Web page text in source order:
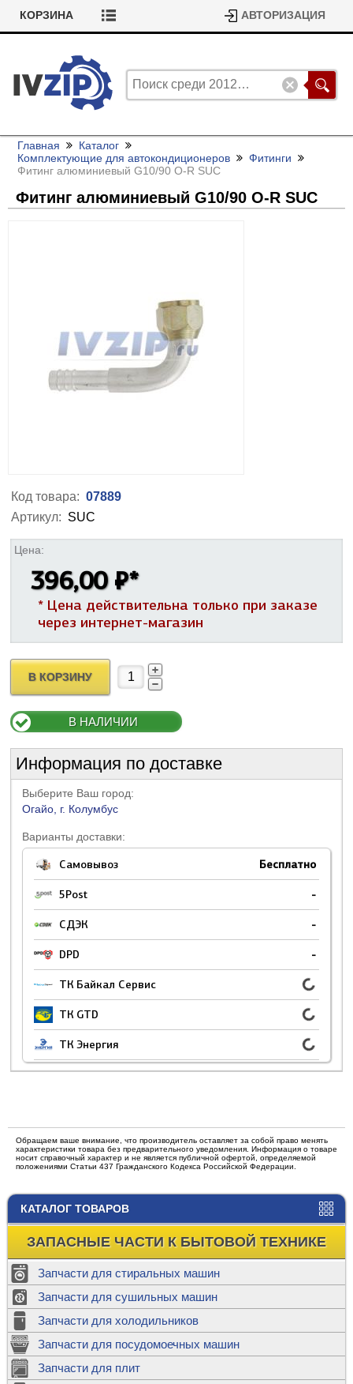
КОРЗИНА АВТОРИЗАЦИЯ
КАТАЛОГ ТОВАРОВ
ЗАПАСНЫЕ ЧАСТИ К БЫТОВОЙ ТЕХНИКЕ
Запчасти для стиральных машин
Запчасти для сушильных машин
Запчасти для холодильников
Запчасти для посудомоечных машин
Запчасти для плит
Главная
Каталог
Комплектующие для автокондиционеров
Фитинги
Фитинг алюминиевый G10/90 O-R SUC
Фитинг алюминиевый G10/90 O-R SUC
Код товара: 07889
Артикул: SUC
Цена:
396,00 ₽*
* Цена действительна только при заказе
через интернет-магазин
В КОРЗИНУ
В НАЛИЧИИ
Информация по доставке
Выберите Ваш город:
Огайо, г. Колумбус
Варианты доставки:
Самовывоз Бесплатно
5Post -
СДЭК -
DPD -
ТК Байкал Сервис
ТК GTD
ТК Энергия
Обращаем ваше внимание, что производитель оставляет за собой право менять
характеристики товара без предварительного уведомления. Информация о товаре
носит справочный характер и не является публичной офертой, определяемой
положениями Статьи 437 Гражданского Кодекса Российской Федерации.